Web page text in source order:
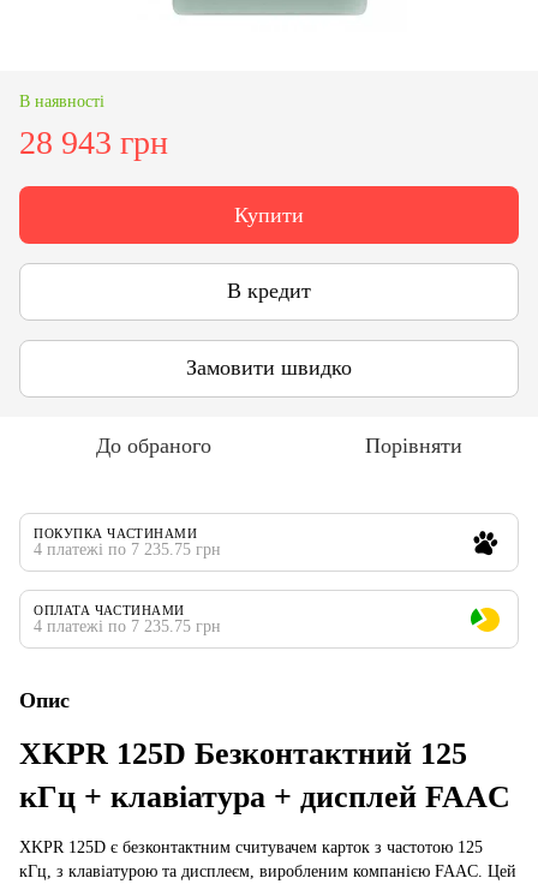
В наявності
28 943 грн
Купити
В кредит
Замовити швидко
До обраного Порівняти
ПОКУПКА ЧАСТИНАМИ
4 платежі по 7 235.75 грн
ОПЛАТА ЧАСТИНАМИ
4 платежі по 7 235.75 грн
Опис
XKPR 125D Безконтактний 125
кГц + клавіатура + дисплей FAAC
XKPR 125D є безконтактним считувачем карток з частотою 125
кГц, з клавіатурою та дисплеєм, виробленим компанією FAAC. Цей